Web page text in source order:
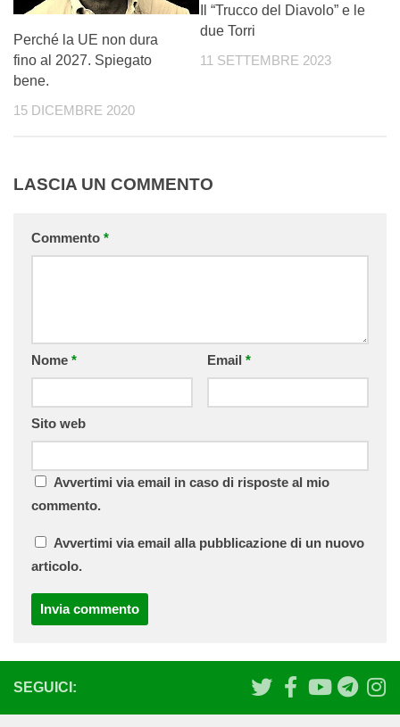
Perché la UE non dura
fino al 2027. Spiegato
bene.
15 DICEMBRE 2020
Il “Trucco del Diavolo” e le
due Torri
11 SETTEMBRE 2023
LASCIA UN COMMENTO
Commento *
Nome * Email *
Sito web
Avvertimi via email in caso di risposte al mio
commento.
Avvertimi via email alla pubblicazione di un nuovo
articolo.
SEGUICI: